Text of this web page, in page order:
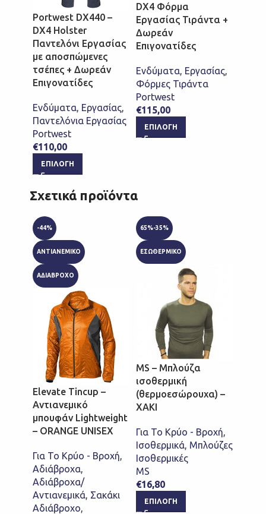
Portwest DX440 –
DX4 Holster
Παντελόνι Εργασίας
με αποσπώμενες
τσέπες + Δωρεάν
Επιγονατίδες
Ενδύματα, Εργασίας,
Παντελόνια Εργασίας
Portwest
€110,00
ΕΠΙΛΟΓΉ
DX4 Φόρμα
Εργασίας Τιράντα +
Δωρεάν
Επιγονατίδες
Ενδύματα, Εργασίας,
Φόρμες Τιράντα
Portwest
€115,00
ΕΠΙΛΟΓΉ
Σχετικά προϊόντα
-44%
ANTIANEMIKO
ΑΔΙΑΒΡΟΧΟ
Elevate Tincup –
Αντιανεμικό
μπουφάν Lightweight
– ORANGE UNISEX
Για Το Κρύο - Βροχή,
Αδιάβροχα,
Αδιάβροχα/
Αντιανεμικά, Σακάκι
Αδιάβροχο,
65%-35%
ΕΣΩΘΕΡΜΙΚΟ
MS – Μπλούζα
ισοθερμική
(θερμοεσώρουχα) –
ΧΑΚΙ
Για Το Κρύο - Βροχή,
Ισοθερμικά, Μπλούζες
Ισοθερμικές
MS
€16,80
ΕΠΙΛΟΓΉ